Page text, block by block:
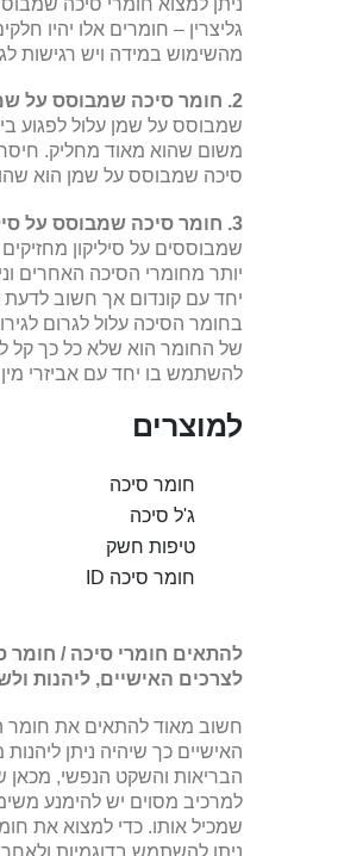
גליצרין – חומרים אלו יהיו
מהשימוש במידה ויש רגישות
2. חומר סיכה שמבוסס על שמן –
שמבוסס על שמן עלול לפגוע
משום שהוא מאוד מחליק.
סיכה שמבוסס על שמן הוא
3. חומר סיכה שמבוסס על סיליקון –
שמבוססים על סיליקון
יותר מחומרי הסיכה האחרים
יחד עם קונדום אך חשוב
בחומר הסיכה עלול לגרום
של החומר הוא שלא כל כך קל
להשתמש בו יחד עם אביזרי מין
למוצרים
חומר סיכה
ג'ל סיכה
טיפות חשק
חומר סיכה ID
להתאים חומרי סיכה / חומר
לצרכים האישיים, ליהנות
חשוב מאוד להתאים את חומר
האישיים כך שיהיה ניתן ליהנות
הבריאות והשקט הנפשי, מכאן
למרכיב מסוים יש להימנע
שמכיל אותו. כדי למצוא את
ניתן להשתמש בדוגמיות